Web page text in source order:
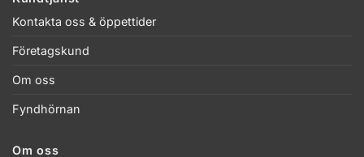
Kontakta oss & öppettider
Företagskund
Om oss
Fyndhörnan
Om oss